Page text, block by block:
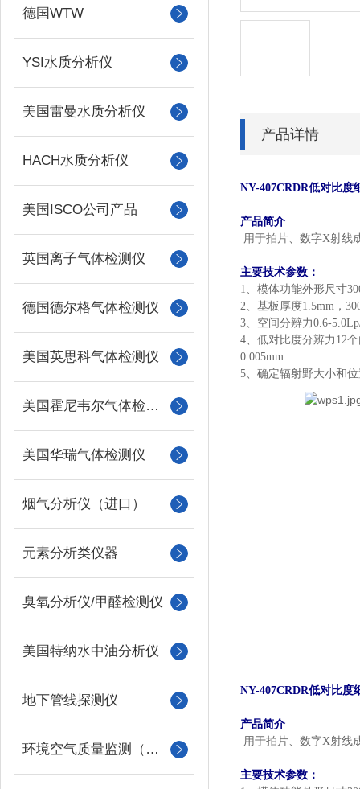
德国WTW
YSI水质分析仪
美国雷曼水质分析仪
HACH水质分析仪
美国ISCO公司产品
英国离子气体检测仪
德国德尔格气体检测仪
美国英思科气体检测仪
美国霍尼韦尔气体检测仪
美国华瑞气体检测仪
烟气分析仪（进口）
元素分析类仪器
臭氧分析仪/甲醛检测仪
美国特纳水中油分析仪
地下管线探测仪
环境空气质量监测（美国Met one）
产品详情
NY-407CRDR低对比度
产品简介
用于拍片、数字X射线
主要技术参数：
1、 模体功能外形尺寸
2、 基板厚度1.5mm，
3、 空间分辨力0.6-
4、 低对比度分辨力 12
0.005mm
5、 确定辐射野大小和
NY-407CRDR低对比度
产品简介
用于拍片、数字X射线
主要技术参数：